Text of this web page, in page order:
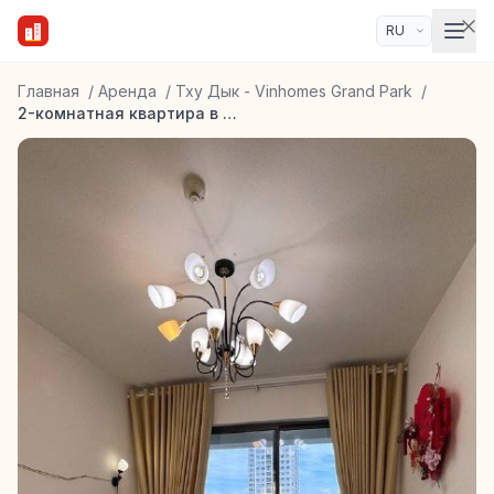
Главная / Аренда / Тху Дык - Vinhomes Grand Park /
2-комнатная квартира в ЖК Lumiere Boulevard